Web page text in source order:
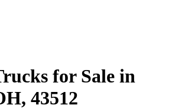
for Sale in
43512